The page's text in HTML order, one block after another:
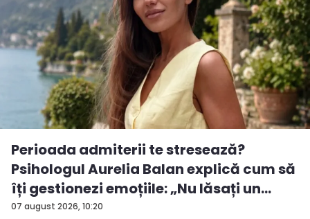
07 august 2026, 10:20
Perioada admiterii te stresează?
Psihologul Aurelia Balan explică cum să
îți gestionezi emoțiile: „Nu lăsați un
rezu...